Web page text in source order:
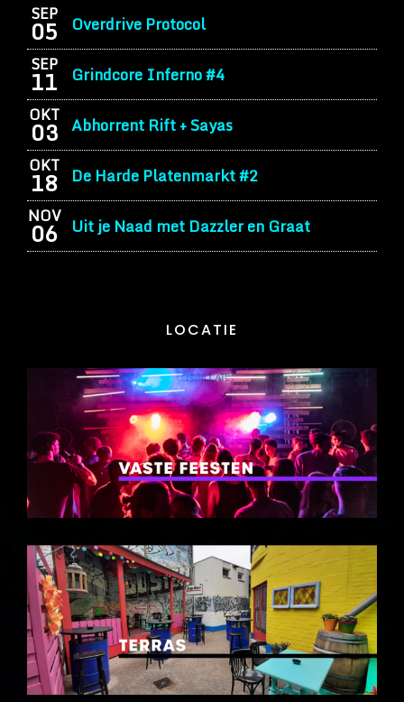
SEP
05 Overdrive Protocol
SEP
11 Grindcore Inferno #4
OKT
03 Abhorrent Rift + Sayas
OKT
18 De Harde Platenmarkt #2
NOV
06 Uit je Naad met Dazzler en Graat
LOCATIE